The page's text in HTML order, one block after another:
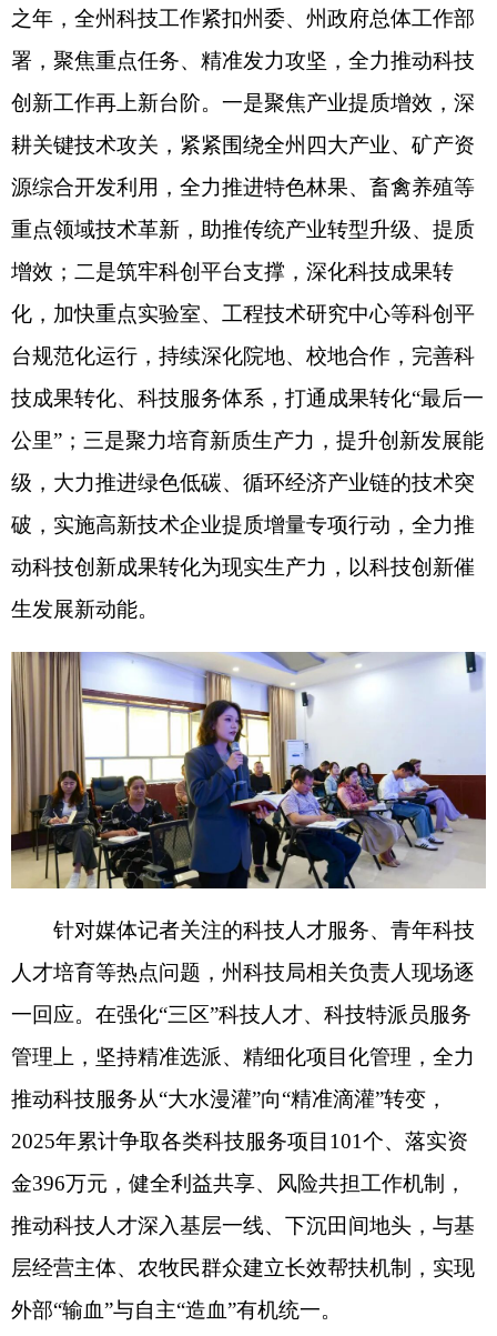
公里
；三是聚力培育新质生产力，提升创新发展能
级，大力推进绿色低碳、循环经济产业链的技术突
破，实施高新技术企业提质增量专项行动，全力推
动科技创新成果转化为现实生产力，以科技创新催
生发展新动能。
针对媒体记者关注的科技人才服务、青年科技
人才培育等热点问题，州科技局相关负责人现场逐
一回应。在强化“三区” 科技人才、科技特派员服务
2025年累计争取各类科技服务项目
金396万元，健全利益共享、风险共担工作机制，
推动科技人才深入基层一线、下沉田间地头，与基
层经营主体、农牧民群众建立长效帮扶机制，实现
输血”与自主“造血”有机统一。
在深入实施“帕米尔英才”计划、激发青年科技
人才创新活力方面，依托重点实验室、产业研究中
心等高能级创新载体，为青年科技人才搭建创新创
业、施展才干的广阔平台，健全人才培养、激励、
可享受最高
30 万元项目资金资助，同步对接落实自
治区高层次人才扶持政策，以项目赋能、政策激
励、荣誉加持，全力培育本土青年科技人才队伍，
厚植创新发展人才根基。（全媒体记者娜孜热·尼
加提 曲耀帮 ）
分享:
打印本页 关闭窗口